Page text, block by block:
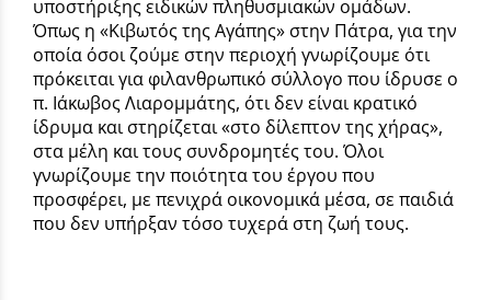
υποστήριξης ειδικών πληθυσμιακών ομάδων.
Όπως η «Κιβωτός της Αγάπης» στην Πάτρα, για την
οποία όσοι ζούμε στην περιοχή γνωρίζουμε ότι
πρόκειται για φιλανθρωπικό σύλλογο που ίδρυσε ο
π. Ιάκωβος Λιαρομμάτης, ότι δεν είναι κρατικό
ίδρυμα και στηρίζεται «στο δίλεπτον της χήρας»,
στα μέλη και τους συνδρομητές του. Όλοι
γνωρίζουμε την ποιότητα του έργου που
προσφέρει, με πενιχρά οικονομικά μέσα, σε παιδιά
που δεν υπήρξαν τόσο τυχερά στη ζωή τους.